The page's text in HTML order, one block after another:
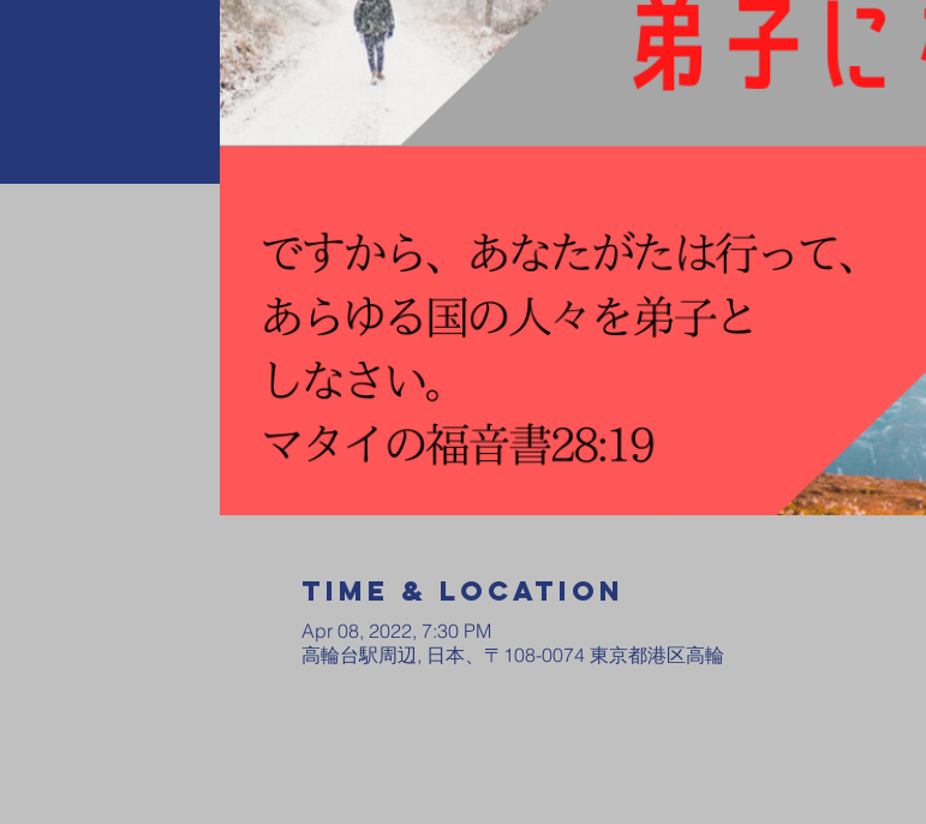
Time & Location
Apr 08, 2022, 7:30 PM
高輪台駅周辺, 日本、〒108-0074 東京都港区高輪